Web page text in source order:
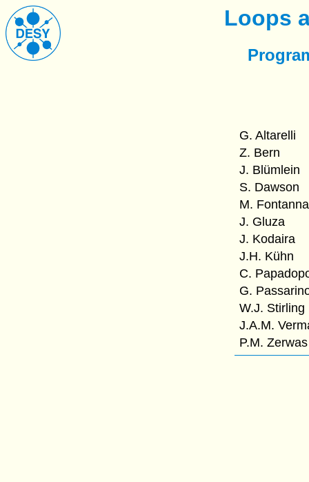
Loops
G. Altarelli
Z. Bern
J. Blümlein
S. Dawson
M.
J. Gluza
J. Kodaira
J.H. Kühn
C.
G.
W.J. Stirling
J.A.M.
P.M. Zerwas